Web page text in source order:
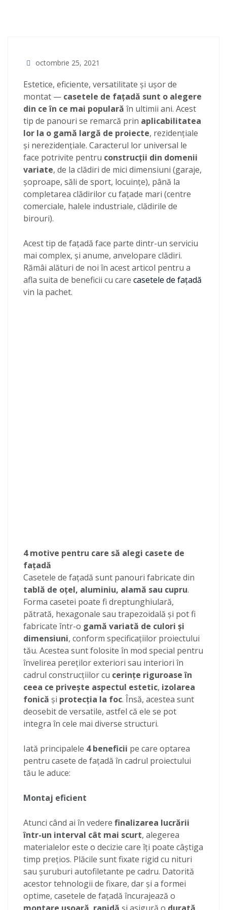
octombrie 25, 2021
Estetice, eficiente, versatilitate și ușor de
montat — casetele de fațadă sunt o alegere
din ce în ce mai populară în ultimii ani. Acest
tip de panouri se remarcă prin aplicabilitatea
lor la o gamă largă de proiecte, rezidențiale
și nerezidențiale. Caracterul lor universal le
face potrivite pentru construcții din domenii
variate, de la clădiri de mici dimensiuni (garaje,
șoproape, săli de sport, locuințe), până la
completarea clădirilor cu fațade mari (centre
comerciale, halele industriale, clădirile de
birouri).
Acest tip de fațadă face parte dintr-un serviciu
mai complex, și anume, anvelopare clădiri.
Rămâi alături de noi în acest articol pentru a
afla suita de beneficii cu care casetele de fațadă
vin la pachet.
4 motive pentru care să alegi casete de
fațadă
Casetele de fațadă sunt panouri fabricate din
tablă de oțel, aluminiu, alamă sau cupru.
Forma casetei poate fi dreptunghiulară,
pătrată, hexagonale sau trapezoidală și pot fi
fabricate într-o gamă variată de culori și
dimensiuni, conform specificațiilor proiectului
tău. Acestea sunt folosite în mod special pentru
învelirea pereților exteriori sau interiori în
cadrul construcțiilor cu cerințe riguroase în
ceea ce privește aspectul estetic, izolarea
fonică și protecția la foc. Însă, acestea sunt
deosebit de versatile, astfel că ele se pot
integra în cele mai diverse structuri.
Iată principalele 4 beneficii pe care optarea
pentru casete de fațadă în cadrul proiectului
tău le aduce:
Montaj eficient
Atunci când ai în vedere finalizarea lucrării
într-un interval cât mai scurt, alegerea
materialelor este o decizie care îți poate câștiga
timp prețios. Plăcile sunt fixate rigid cu nituri
sau șuruburi autofiletante pe cadru. Datorită
acestor tehnologii de fixare, dar și a formei
optime, casetele de fațadă încurajează o